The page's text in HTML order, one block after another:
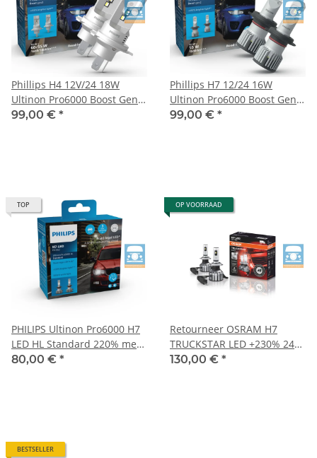
Phillips H4 12V/24 18W
Ultinon Pro6000 Boost Gen3
+450%
99,00 € *
Phillips H7 12/24 16W
Ultinon Pro6000 Boost Gen2
+450% 2 stuks
99,00 € *
TOP
PHILIPS Ultinon Pro6000 H7
LED HL Standard 220% mehr
Licht
80,00 € *
OP VOORRAAD
Retourneer OSRAM H7
TRUCKSTAR LED +230% 24V
StVO-compatibele LED
130,00 € *
BESTSELLER